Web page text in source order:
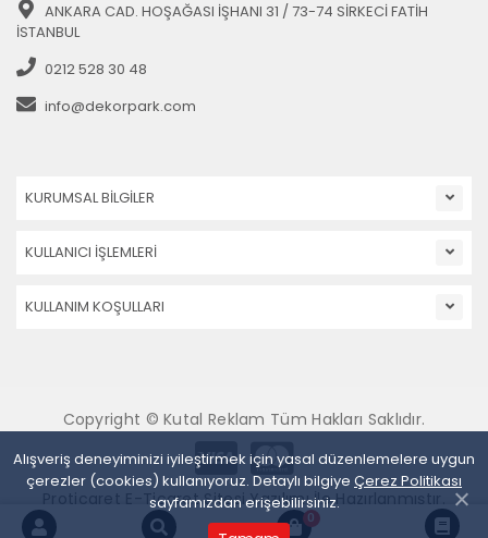
0
Alışveriş deneyiminizi iyileştirmek için yasal düzenlemelere uygun
çerezler (cookies) kullanıyoruz. Detaylı bilgiye Çerez Politikası
sayfamızdan erişebilirsiniz.
ANKARA CAD. HOŞAĞASI İŞHANI 31 / 73-74 SİRKECİ FATİH
İSTANBUL
0212 528 30 48
info@dekorpark.com
KURUMSAL BİLGİLER
KULLANICI İŞLEMLERİ
KULLANIM KOŞULLARI
Copyright © Kutal Reklam Tüm Hakları Saklıdır.
Proticaret E-Ticaret Sitesi Yazılımı İle Hazırlanmıştır.